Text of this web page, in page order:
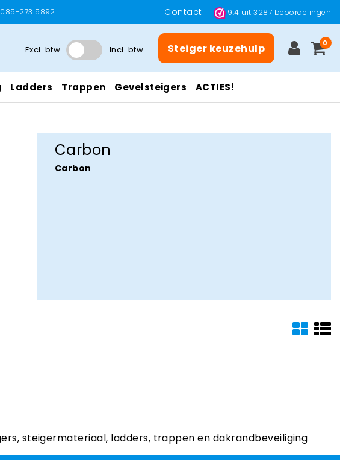
273 5892 Contact 9.4 uit3287 beoordelingen
Excl. btw Incl. btw Steiger keuzehulp 0
Ladders Trappen Gevelsteigers ACTIES!
Carbon
Carbon
steigermateriaal, ladders, trappen en dakrandbeveiliging